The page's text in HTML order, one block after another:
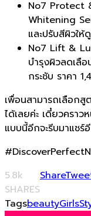
No7 Protect
Whitening
และปรับสีผิวให้
No7 Lift &
บำรุงผิวลดเลื
กระชับ ราคา
เพื่อนสามารถเลือก
ได้เลยค่ะ เดี๋ยวคราว
แบบนี้อีกจะรีบมาแช
5.8k
SHARES
Share
TagsbeautyGirls